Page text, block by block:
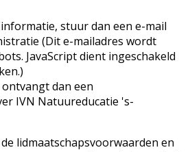
en meedoen?
't Wikveld
BBS Nieuw
stuur dan een e-mail
(Dit e-mailadres wordt
JavaScript dient ingeschakeld
)
dan een
IVN Natuureducatie 's-
lidmaatschapsvoorwaarden en